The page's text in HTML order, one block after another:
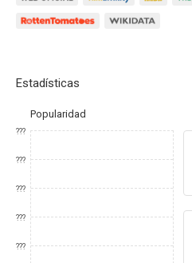
Estadísticas
Popularidad
???
???
???
???
???